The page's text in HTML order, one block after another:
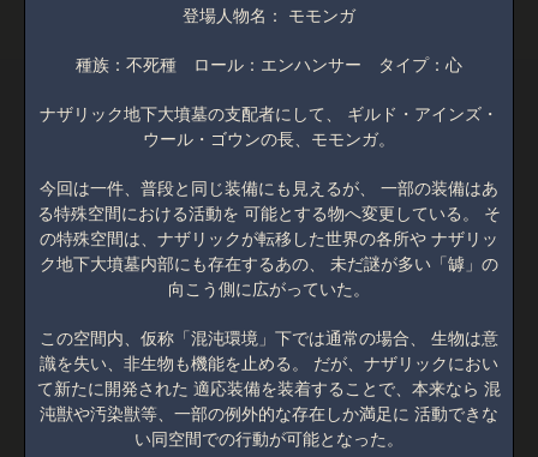
登場人物名： モモンガ
種族：不死種 ロール：エンハンサー タイプ：心
ナザリック地下大墳墓の支配者にして、 ギルド・アインズ・
ウール・ゴウンの長、モモンガ。
今回は一件、普段と同じ装備にも見えるが、 一部の装備はあ
る特殊空間における活動を 可能とする物へ変更している。 そ
の特殊空間は、ナザリックが転移した世界の各所や ナザリッ
ク地下大墳墓内部にも存在するあの、 未だ謎が多い「罅」の
向こう側に広がっていた。
この空間内、仮称「混沌環境」下では通常の場合、 生物は意
識を失い、非生物も機能を止める。 だが、ナザリックにおい
て新たに開発された 適応装備を装着することで、本来なら 混
沌獣や汚染獣等、一部の例外的な存在しか満足に 活動できな
い同空間での行動が可能となった。